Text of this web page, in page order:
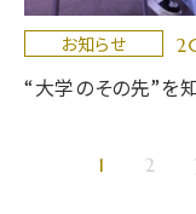
お知らせ
“大学のその先”を
1 2